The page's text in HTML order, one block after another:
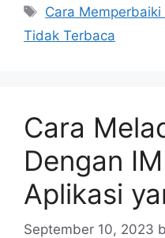
Tags
Cara
Tidak Terbaca
Cara
Dengan
Aplikasi
September 10, 2023